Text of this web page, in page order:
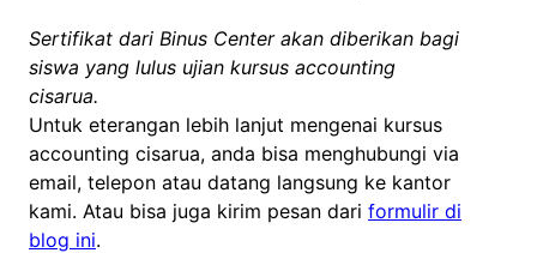
Sertifikat dari Binus Center akan diberikan bagi
siswa yang lulus ujian kursus accounting
cisarua.
Untuk eterangan lebih lanjut mengenai kursus
accounting cisarua, anda bisa menghubungi via
email, telepon atau datang langsung ke kantor
kami. Atau bisa juga kirim pesan dari formulir di
blog ini.